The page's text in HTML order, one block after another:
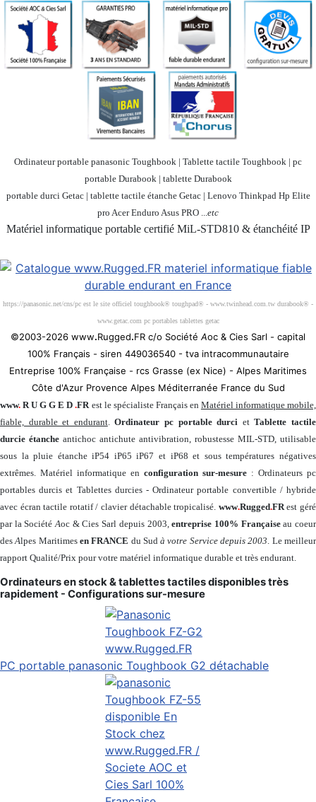
Ordinateur portable panasonic Toughbook | Tablette tactile Toughbook | pc
portable Durabook | tablette Durabook
portable durci Getac | tablette tactile étanche Getac | Lenovo Thinkpad Hp Elite
pro Acer Enduro Asus PRO ... etc
Matériel informatique portable certifié MiL-STD810 & étanchéité IP
https://panasonic.net/cns/pc est le site officiel toughbook® toughpad® - www.twinhead.com.tw durabook® -
www.getac.com pc portables tablettes getac
©2003-2026 www.Rugged.FR c/o Société Aoc & Cies Sarl - capital
100% Français - siren 449036540 - tva intracommunautaire
Entreprise 100% Française - rcs Grasse (ex Nice) - Alpes Maritimes
Côte d'Azur Provence Alpes Méditerranée France du Sud
www. R U G G E D.FR est le spécialiste Français en Matériel informatique mobile,
fiable, durable et endurant.Ordinateur pc portable durci etTablette tactile
durcie étanche antichoc antichute antivibration, robustesse MIL-STD, utilisable
sous la pluie étanche iP54 iP65 iP67 et iP68 et sous températures négatives
extrêmes. Matériel informatique en configuration sur-mesure : Ordinateurs pc
portables durcis et Tablettes durcies - Ordinateur portable convertible / hybride
avec écran tactile rotatif / clavier détachable tropicalisé. www.Rugged.FRest géré
par la SociétéAoc & Cies Sarl depuis 2003,entreprise 100% Françaiseau coeur
desAlpes Maritimes en FRANCE du Sudà votre Service depuis 2003 . Le meilleur
rapport Qualité/Prix pour votre matériel informatique durable et très endurant.
Ordinateurs en stock & tablettes tactiles disponibles très
rapidement - Configurations sur-mesure
PC portable panasonic Toughbook G2 détachable